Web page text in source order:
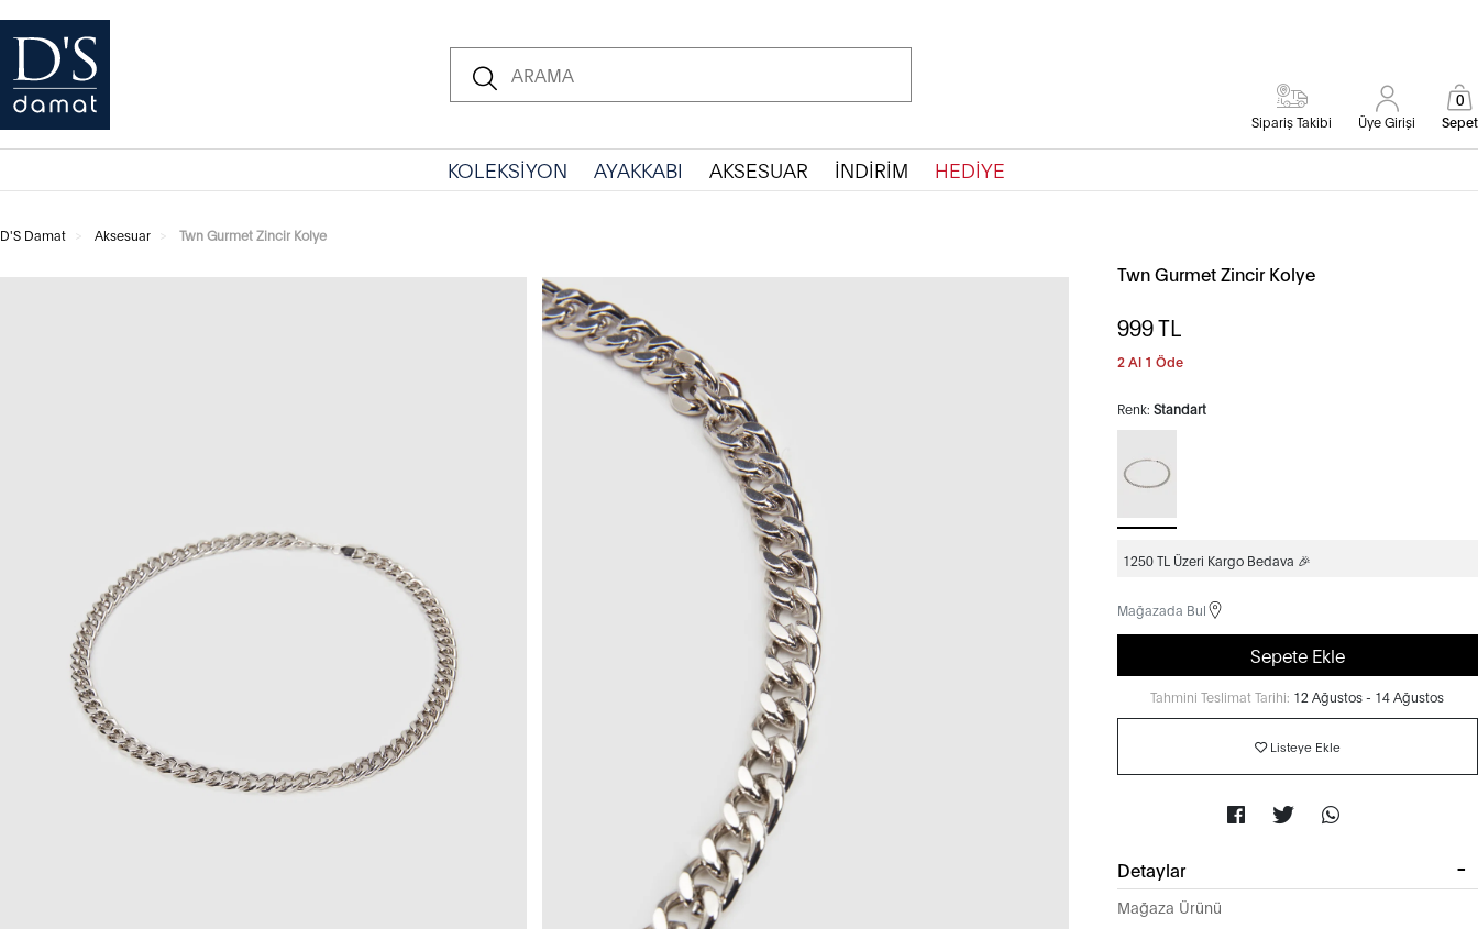
Sipariş Takibi Üye Girişi Sepet
0
KOLEKSİYON AYAKKABI AKSESUAR İNDİRİM HEDİYE
D'S Damat Aksesuar Twn Gurmet Zincir Kolye
Twn Gurmet Zincir Kolye
999TL
2 Al 1 Öde
Renk: Standart
1250 TL Üzeri Kargo Bedava 🎉
Mağazada Bul
Sepete Ekle
Tahmini Teslimat Tarihi: 12 Ağustos - 14 Ağustos
Listeye Ekle
Detaylar
Mağaza Ürünü